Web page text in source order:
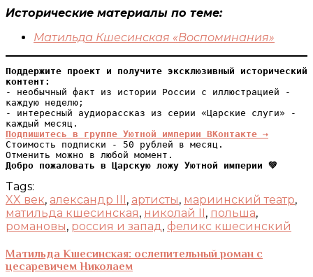
Исторические материалы по теме:
Матильда Кшесинская «Воспоминания»
Поддержите проект и получите эксклюзивный исторический
контент:
- необычный факт из истории России с иллюстрацией -
каждую неделю;
- интересный аудиорассказ из серии «Царские слуги» -
Подпишитесь в группе Уютной империи ВКонтакте ⇢
Стоимость подписки - 50 рублей в месяц.
Добро пожаловать в Царскую ложу Уютной империи 💚
Tags:
XX век, александр III, артисты, мариинский театр,
матильда кшесинская, николай II, польша,
романовы, россия и запад, феликс кшесинский
Матильда Кшесинская: ослепительный роман с
цесаревичем Николаем